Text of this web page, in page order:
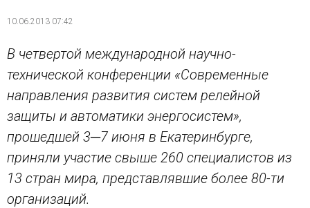
10.06.2013 07:42
В четвертой международной научно-
технической конференции «Современные
направления развития систем релейной
защиты и автоматики энергосистем»,
прошедшей 3─7 июня в Екатеринбурге,
приняли участие свыше 260 специалистов из
13 стран мира, представлявшие более 80-ти
организаций.